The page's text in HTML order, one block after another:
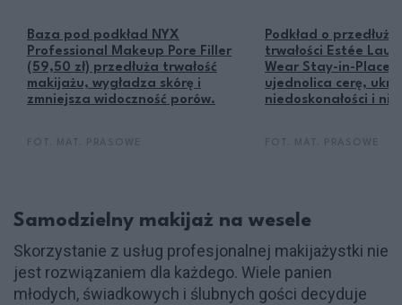
Baza pod podkład NYX
Professional Makeup Pore Filler
(59,50 zł) przedłuża trwałość
makijażu, wygładza skórę i
zmniejsza widoczność porów.
Podkład o
trwałości Estée
Wear Stay-in-Place
ujednolica cerę,
niedoskonałości i
Samodzielny makijaż na wesele
Skorzystanie z usług profesjonalnej makijażystki nie
jest rozwiązaniem dla każdego. Wiele panien
młodych, świadkowych i ślubnych gości decyduje